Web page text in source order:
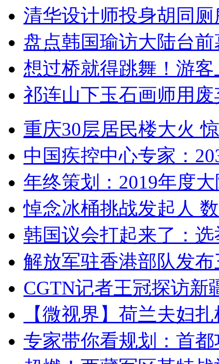
清华设计师投身胡同
盘点韩国瑜访大陆台
想过桥就得跳舞！游客
祁连山下玉石画师用
重庆30层居民楼大火
中国疾控中心专家：
年终策划：2019年度
悼念冰桶挑战发起人
韩国议会打起来了：
解放军驻香港部队发
CGTN记者王冠探访新
【微视界】荷兰夫妇
专家带你看规划：首